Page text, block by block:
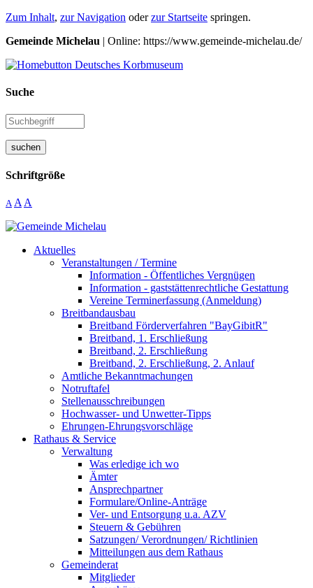
Zum Inhalt, zur Navigation oderzur Startseite springen.
Gemeinde Michelau | Online: https://www.gemeinde-michelau.de/
Suche
suchen
Schriftgröße
A A A
Aktuelles
Veranstaltungen / Termine
Information - Öffentliches Vergnügen
Information - gaststättenrechtliche Gestattung
Vereine Terminerfassung (Anmeldung)
Breitbandausbau
Breitband Förderverfahren "BayGibitR"
Breitband, 1. Erschließung
Breitband, 2. Erschließung
Breitband, 2. Erschließung, 2. Anlauf
Amtliche Bekanntmachungen
Notruftafel
Stellenausschreibungen
Hochwasser- und Unwetter-Tipps
Ehrungen-Ehrungsvorschläge
Rathaus & Service
Verwaltung
Was erledige ich wo
Ämter
Ansprechpartner
Formulare/Online-Anträge
Ver- und Entsorgung u.a. AZV
Steuern & Gebühren
Satzungen/ Verordnungen/ Richtlinien
Mitteilungen aus dem Rathaus
Gemeinderat
Mitglieder